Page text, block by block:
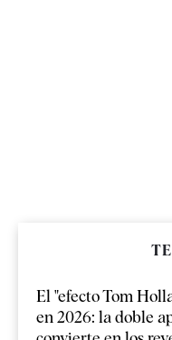
El "efecto Tom
en 2026: la doble